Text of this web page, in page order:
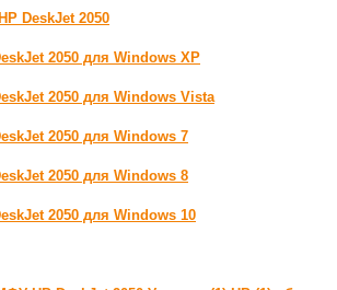
DeskJet 2050
2050 для Windows XP
2050 для Windows Vista
2050 для Windows 7
2050 для Windows 8
2050 для Windows 10